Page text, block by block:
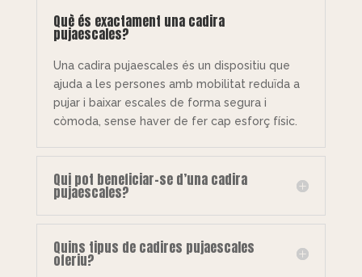
Què és exactament una cadira
pujaescales?
Una cadira pujaescales és un dispositiu que
ajuda a les persones amb mobilitat reduïda a
pujar i baixar escales de forma segura i
còmoda, sense haver de fer cap esforç físic.
Qui pot beneficiar-se d’una cadira
pujaescales?
Quins tipus de cadires pujaescales
oferiu?